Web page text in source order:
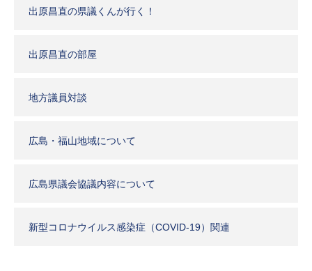
出原昌直の県議くんが行く！
出原昌直の部屋
地方議員対談
広島・福山地域について
広島県議会協議内容について
新型コロナウイルス感染症（COVID-19）関連